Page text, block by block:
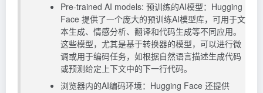
Pre-trained AI models: 预训练的AI模型：Hugging
Face 提供了一个庞大的预训练AI模型库，可用于文
本生成、情感分析、翻译和代码生成等不同应用。
这些模型，尤其是基于转换器的模型，可以进行微
调或用于编码任务，如根据自然语言描述生成代码
或预测给定上下文中的下一行代码。
浏览器内的AI编码环境：Hugging Face 还提供